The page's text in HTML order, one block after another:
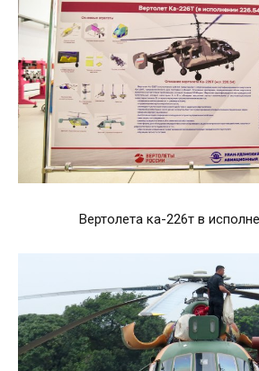
Вертолета ка-226т в